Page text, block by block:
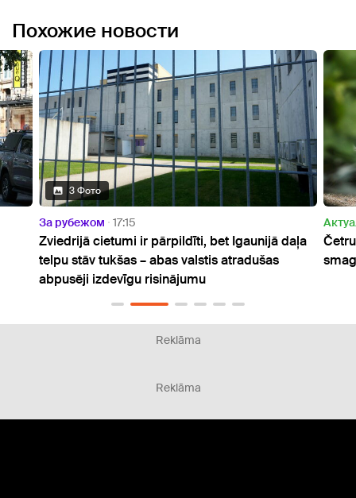
Похожие новости
daļa
Актуально
Četrus vīriešus sauks pie kriminālatbildības par
smagiem noziegumiem Kārsavā
Reklāma
Reklāma